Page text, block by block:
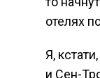
отелях
Я,
и Сен-